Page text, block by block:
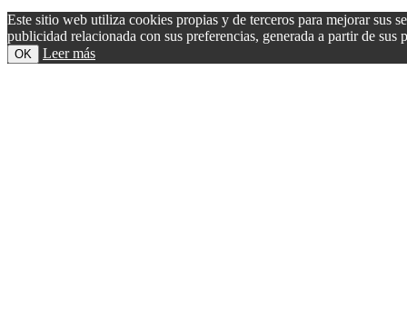
Este sitio web utiliza cookies propias y de terceros para mejorar sus
publicidad relacionada con sus preferencias, generada a partir de
OK Leer más